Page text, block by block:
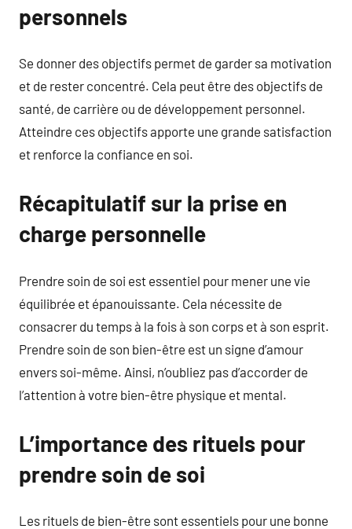
personnels
Se donner des objectifs permet de garder sa motivation
et de rester concentré. Cela peut être des objectifs de
santé, de carrière ou de développement personnel.
Atteindre ces objectifs apporte une grande satisfaction
et renforce la confiance en soi.
Récapitulatif sur la prise en
charge personnelle
Prendre soin de soi est essentiel pour mener une vie
équilibrée et épanouissante. Cela nécessite de
consacrer du temps à la fois à son corps et à son esprit.
Prendre soin de son bien-être est un signe d’amour
envers soi-même. Ainsi, n’oubliez pas d’accorder de
l’attention à votre bien-être physique et mental.
L’importance des rituels pour
prendre soin de soi
Les rituels de bien-être sont essentiels pour une bonne